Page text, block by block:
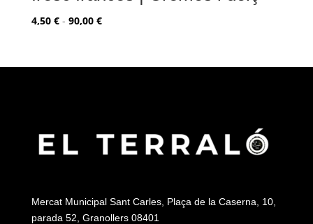
4,50 € - 90,00 €Rango
desde
Mercat Municipal Sant Carles, Plaça de la Caserna, 10,
parada 52, Granollers 08401